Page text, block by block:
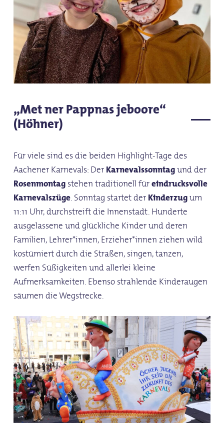
„Met ner Pappnas jeboore“
(Höhner)
Für viele sind es die beiden Highlight-Tage des
Aachener Karnevals: DerKarnevalssonntagund der
Rosenmontagstehen traditionell füreindrucksvolle
Karnevalszüge. Sonntag startet derKinderzugum
11:11 Uhr, durchstreift die Innenstadt. Hunderte
ausgelassene und glückliche Kinder und deren
Familien, Lehrer*innen, Erzieher*innen ziehen wild
kostümiert durch die Straßen, singen, tanzen,
werfen Süßigkeiten und allerlei kleine
Aufmerksamkeiten. Ebenso strahlende Kinderaugen
säumen die Wegstrecke.